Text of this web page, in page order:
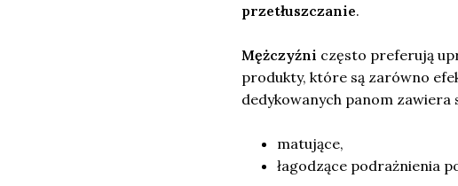
przetłuszczanie.
Mężczyźni często preferują
produkty, które są zarówno
dedykowanych panom zawiera
matujące,
łagodzące podrażnienia